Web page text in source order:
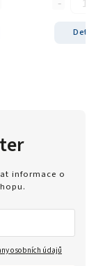
informace o
osobních údajů